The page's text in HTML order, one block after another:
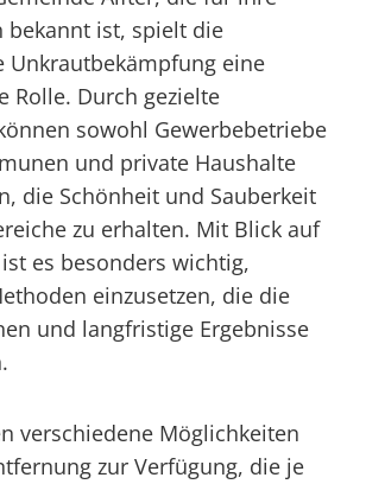
bekannt ist, spielt die
Unkrautbekämpfung eine
Rolle. Durch gezielte
sowohl Gewerbebetriebe
und private Haushalte
die Schönheit und Sauberkeit
zu erhalten. Mit Blick auf
ist es besonders wichtig,
einzusetzen, die die
und langfristige Ergebnisse
verschiedene Möglichkeiten
zur Verfügung, die je